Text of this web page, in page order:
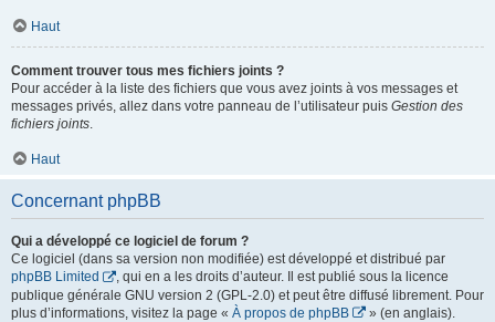
Haut
Comment trouver tous mes fichiers joints ?
Pour accéder à la liste des fichiers que vous avez joints à vos messages et
messages privés, allez dans votre panneau de l’utilisateur puis Gestion des
fichiers joints.
Haut
Concernant phpBB
Qui a développé ce logiciel de forum ?
Ce logiciel (dans sa version non modifiée) est développé et distribué par
phpBB Limited
, qui en a les droits d’auteur. Il est publié sous la licence
publique générale GNU version 2 (GPL-2.0) et peut être diffusé librement. Pour
plus d’informations, visitez la page « À propos de phpBB » (en anglais).